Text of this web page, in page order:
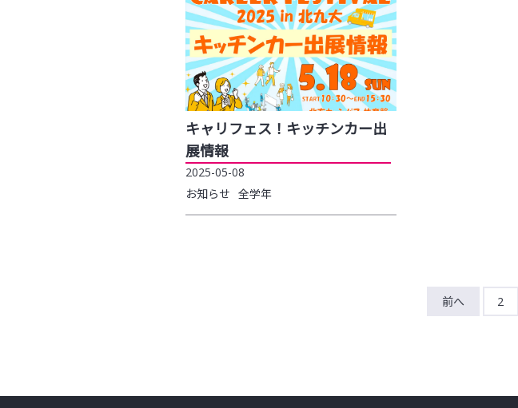
キャリフェス！キッチンカー出
展情報
2025-05-08
お知らせ 全学年
前へ 2